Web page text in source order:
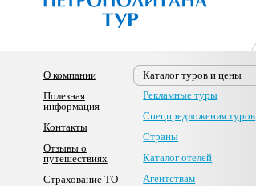
О компании
Полезная
информация
Контакты
Отзывы о
путешествиях
Страхование ТО
Каталог туров и цены
Рекламные туры
Спецпредложения туров
Страны
Каталог отелей
Агентствам